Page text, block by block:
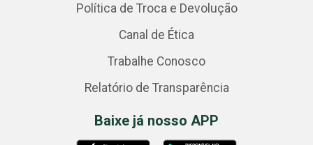
Política de Troca e Devolução
Canal de Ética
Trabalhe Conosco
Relatório de Transparência
Baixe já nosso APP